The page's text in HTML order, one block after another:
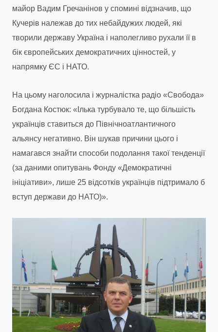
майор Вадим Гречанінов у спомині відзначив, що
Кучерів належав до тих небайдужих людей, які
творили державу Україна і наполегливо рухали її в
бік європейських демократичних цінностей, у
напрямку ЄС і НАТО.
На цьому наголосила і журналістка радіо «Свобода»
Богдана Костюк: «Ілька турбувало те, що більшість
українців ставиться до Північноатлантичного
альянсу негативно. Він шукав причини цього і
намагався знайти способи подолання такої тенденції
(за даними опитувань Фонду «Демократичні
ініціативи», лише 25 відсотків українців підтримало б
вступ держави до НАТО)».